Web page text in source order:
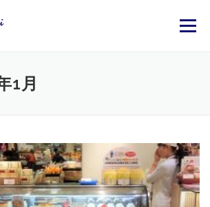
メニュー
1月